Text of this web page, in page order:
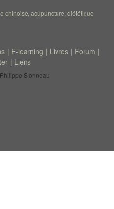
chinoise, acupuncture, diététique
E-learning Livres
Forum
Liens
Sionneau